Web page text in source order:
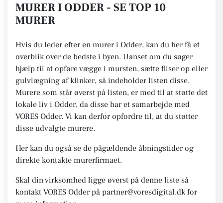
MURER I ODDER - SE TOP 10
MURER
Hvis du leder efter en murer i Odder, kan du her få et
overblik over de bedste i byen. Uanset om du søger
hjælp til at opføre vægge i mursten, sætte fliser op eller
gulvlægning af klinker, så indeholder listen disse.
Murere som står øverst på listen, er med til at støtte det
lokale liv i Odder, da disse har et samarbejde med
VORES Odder. Vi kan derfor opfordre til, at du støtter
disse udvalgte murere.
Her kan du også se de pågældende åbningstider og
direkte kontakte murerfirmaet.
Skal din virksomhed ligge øverst på denne liste så
kontakt VORES Odder på partner@voresdigital.dk for